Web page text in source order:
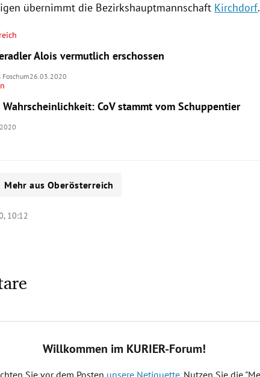
übernimmt die Bezirkshauptmannschaft Kirchdorf.
Alois vermutlich erschossen
Foschum26.03.2020
Wahrscheinlichkeit: CoV stammt vom Schuppentier
Mehr aus Oberösterreich
10:12